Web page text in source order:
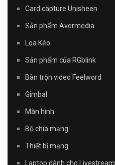
Card capture Unisheen
Sản phẩm Avermedia
Loa Kéo
Sản phẩm của RGblink
Bàn trộn video Feelword
Gimbal
Màn hình
Bộ chia mạng
Thiết bị mạng
Laptop dành cho Livestream